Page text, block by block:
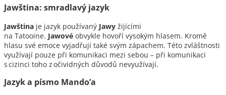
Jawština: smradlavý jazyk
Jawština je jazyk používaný Jawy žijícími
na Tatooine. Jawové obvykle hovoří vysokým hlasem. Kromě
hlasu své emoce vyjadřují také svým zápachem. Této zvláštnosti
využívají pouze při komunikaci mezi sebou – při komunikaci
s cizinci toho z očividných důvodů nevyužívají.
Jazyk a písmo Mando’a